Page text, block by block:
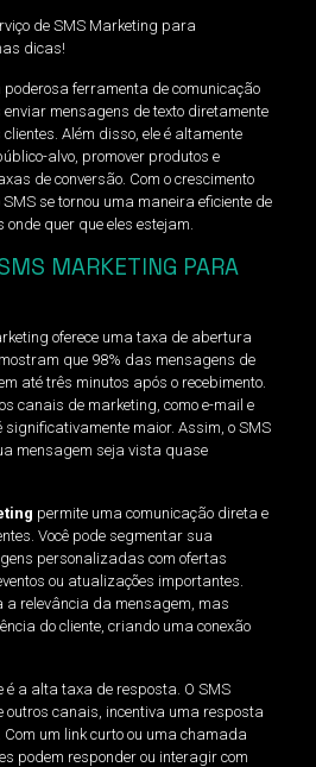
de SMS Marketing para
dicas!
poderosa ferramenta de comunicação
mensagens de texto diretamente
Além disso, ele é altamente
alvo, promover produtos e
de conversão. Com o crescimento
se tornou uma maneira eficiente de
quer que eles estejam.
MARKETING PARA
oferece uma taxa de abertura
que 98% das mensagens de
até três minutos após o recebimento.
canais de marketing, como e-mail e
maior. Assim, o SMS
mensagem seja vista quase
permite uma comunicação direta e
Você pode segmentar sua
personalizadas com ofertas
ou atualizações importantes.
a relevância da mensagem, mas
do cliente, criando uma conexão
é a alta taxa de resposta. O SMS
outros canais, incentiva uma resposta
um link curto ou uma chamada
podem responder ou interagir com